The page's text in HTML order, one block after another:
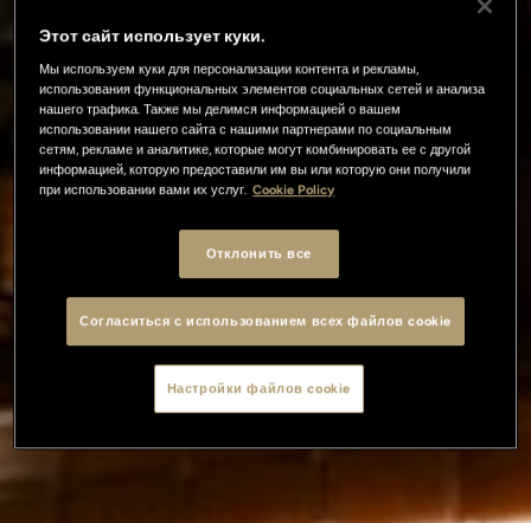
Этот сайт использует куки.
Мы используем куки для персонализации контента и рекламы,
использования функциональных элементов социальных сетей и анализа
нашего трафика. Также мы делимся информацией о вашем
использовании нашего сайта с нашими партнерами по социальным
сетям, рекламе и аналитике, которые могут комбинировать ее с другой
информацией, которую предоставили им вы или которую они получили
при использовании вами их услуг. Cookie Policy
Отклонить все
Согласиться с использованием всех файлов cookie
Настройки файлов cookie